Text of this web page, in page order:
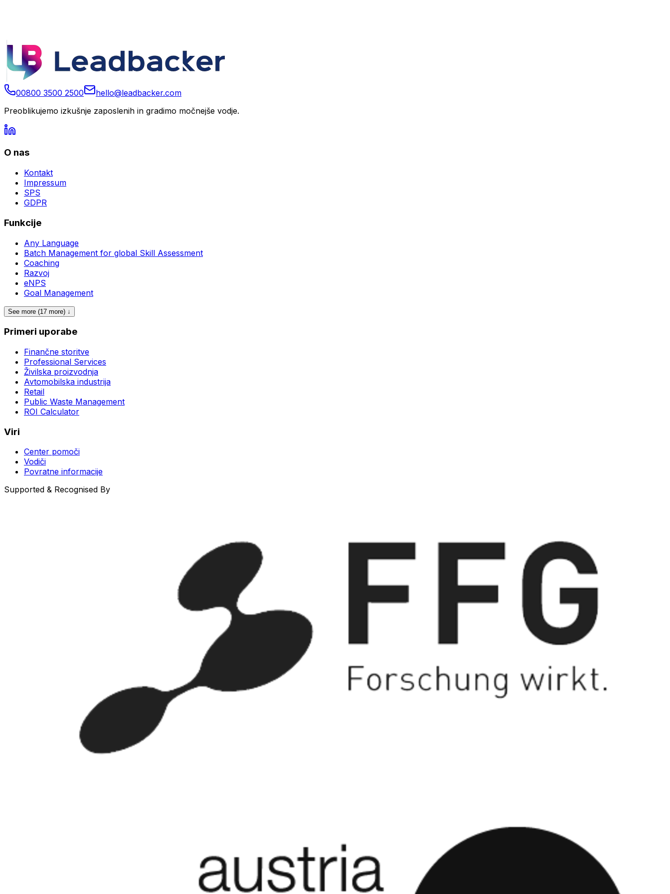
00800 3500 2500
hello@leadbacker.com
Preoblikujemo izkušnje zaposlenih in gradimo močnejše vodje.
O nas
Kontakt
Impressum
SPS
GDPR
Funkcije
Any Language
Batch Management for global Skill Assessment
Coaching
Razvoj
eNPS
Goal Management
See more (17 more) ↓
Primeri uporabe
Finančne storitve
Professional Services
Živilska proizvodnja
Avtomobilska industrija
Retail
Public Waste Management
ROI Calculator
Viri
Center pomoči
Vodiči
Povratne informacije
Supported & Recognised By